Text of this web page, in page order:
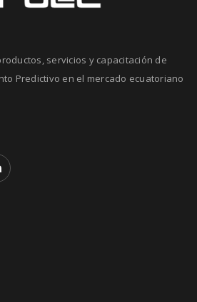
servicios y capacitación de
Predictivo en el mercado ecuatoriano